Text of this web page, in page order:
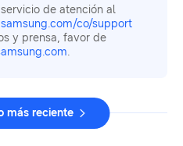
de atención al
samsung.com/co/support
y prensa, favor de
.
más reciente